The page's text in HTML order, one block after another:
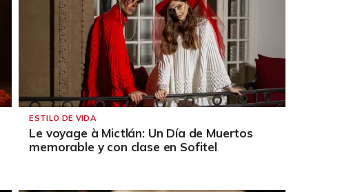
ESTILO DE VIDA
Le voyage à Mictlán: Un Día de Muertos
memorable y con clase en Sofitel